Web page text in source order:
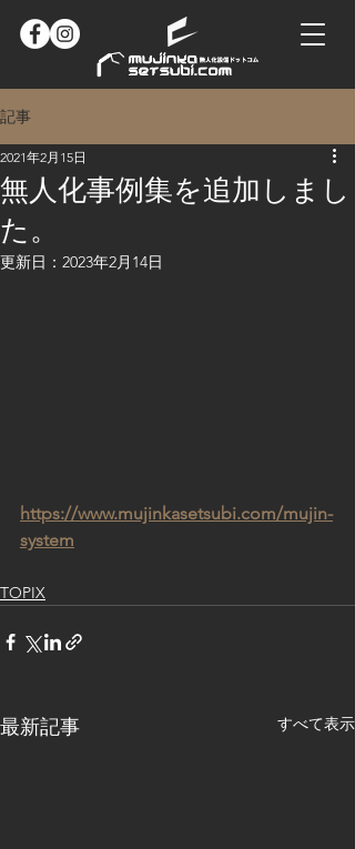
記事
無人化事例集を追加しまし
た。​
2021年2月15日
更新日： 2023年2月14日
https://www.mujinkasetsubi.com/mujin-
system
TOPIX
最新記事 すべて表示